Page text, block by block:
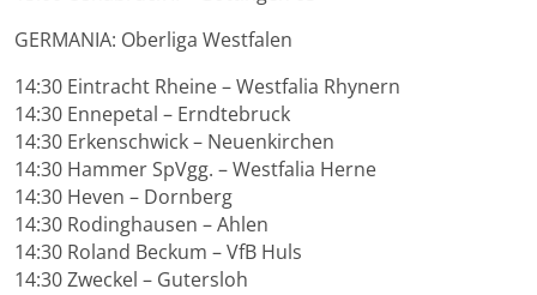
GERMANIA: Oberliga Westfalen
14:30 Eintracht Rheine – Westfalia Rhynern
14:30 Ennepetal – Erndtebruck
14:30 Erkenschwick – Neuenkirchen
14:30 Hammer SpVgg. – Westfalia Herne
14:30 Heven – Dornberg
14:30 Rodinghausen – Ahlen
14:30 Roland Beckum – VfB Huls
14:30 Zweckel – Gutersloh